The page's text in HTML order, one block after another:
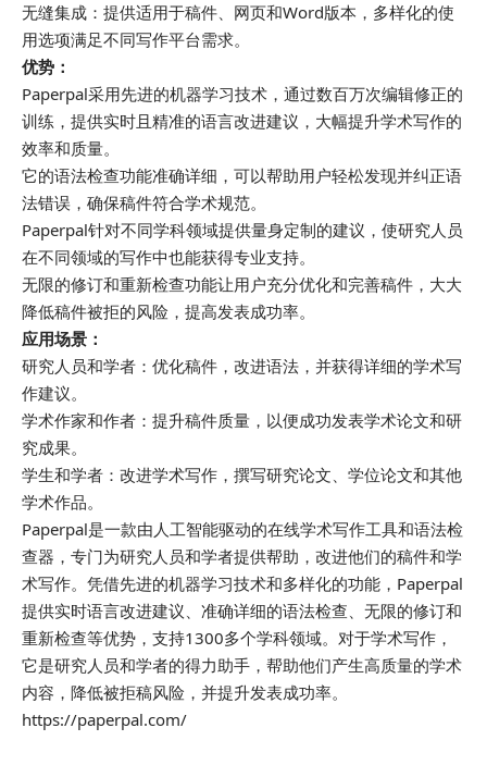
无缝集成：提供适用于稿件、网页和Word版本，多样化的使
用选项满足不同写作平台需求。
优势：
Paperpal采用先进的机器学习技术，通过数百万次编辑修正的
训练，提供实时且精准的语言改进建议，大幅提升学术写作的
效率和质量。
它的语法检查功能准确详细，可以帮助用户轻松发现并纠正语
法错误，确保稿件符合学术规范。
Paperpal针对不同学科领域提供量身定制的建议，使研究人员
在不同领域的写作中也能获得专业支持。
无限的修订和重新检查功能让用户充分优化和完善稿件，大大
降低稿件被拒的风险，提高发表成功率。
应用场景：
研究人员和学者：优化稿件，改进语法，并获得详细的学术写
作建议。
学术作家和作者：提升稿件质量，以便成功发表学术论文和研
究成果。
学生和学者：改进学术写作，撰写研究论文、学位论文和其他
学术作品。
Paperpal是一款由人工智能驱动的在线学术写作工具和语法检
查器，专门为研究人员和学者提供帮助，改进他们的稿件和学
术写作。凭借先进的机器学习技术和多样化的功能，Paperpal
提供实时语言改进建议、准确详细的语法检查、无限的修订和
重新检查等优势，支持1300多个学科领域。对于学术写作，
它是研究人员和学者的得力助手，帮助他们产生高质量的学术
内容，降低被拒稿风险，并提升发表成功率。
https://paperpal.com/